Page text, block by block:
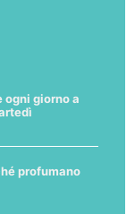
giorno a
profumano